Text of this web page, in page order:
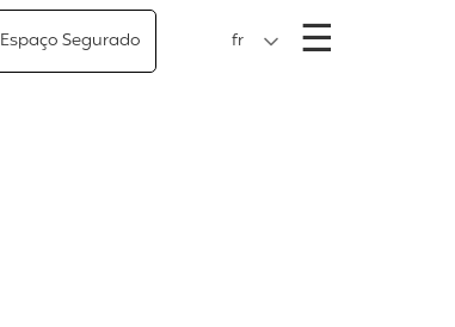
Espaço Segurado fr ☰